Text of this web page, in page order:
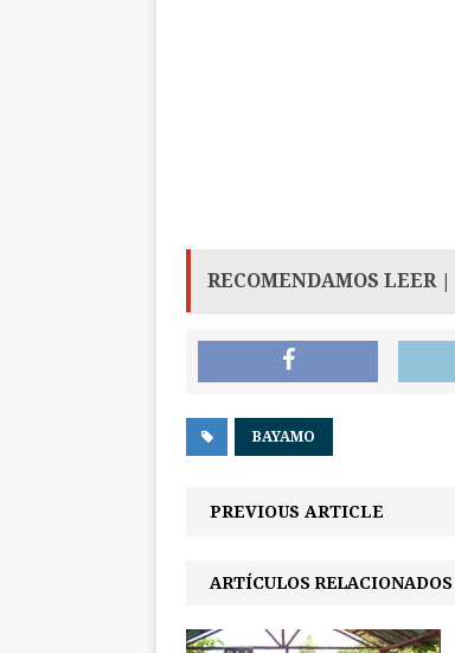
RECOMENDAMOS LEER |
BAYAMO
PREVIOUS ARTICLE
ARTÍCULOS RELACIONADOS